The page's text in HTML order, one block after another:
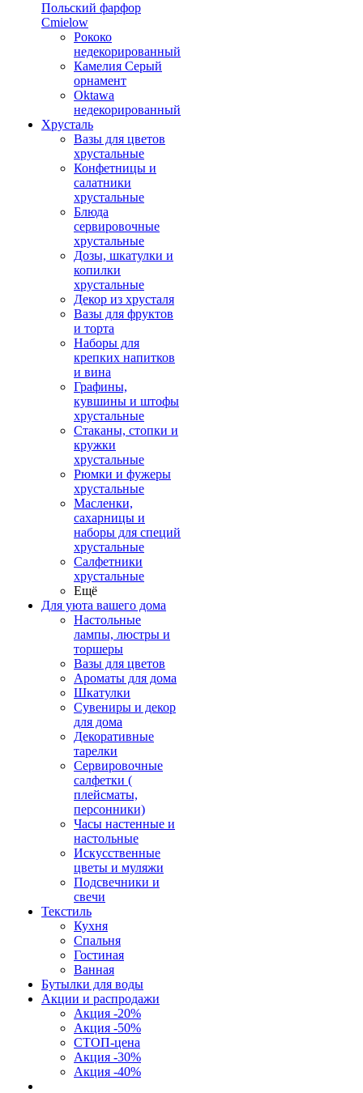
Польский фарфор
Сmielow
Рококо
недекорированный
Камелия Серый
орнамент
Oktawa
недекорированный
Хрусталь
Вазы для цветов
хрустальные
Конфетницы и
салатники
хрустальные
Блюда
сервировочные
хрустальные
Дозы, шкатулки и
копилки
хрустальные
Декор из хрусталя
Вазы для фруктов
и торта
Наборы для
крепких напитков
и вина
Графины,
кувшины и штофы
хрустальные
Стаканы, стопки и
кружки
хрустальные
Рюмки и фужеры
хрустальные
Масленки,
сахарницы и
наборы для специй
хрустальные
Салфетники
хрустальные
Ещё
Для уюта вашего дома
Настольные
лампы, люстры и
торшеры
Вазы для цветов
Ароматы для дома
Шкатулки
Сувениры и декор
для дома
Декоративные
тарелки
Сервировочные
салфетки (
плейсматы,
персонники)
Часы настенные и
настольные
Искусственные
цветы и муляжи
Подсвечники и
свечи
Текстиль
Кухня
Спальня
Гостиная
Ванная
Бутылки для воды
Акции и распродажи
Акция -20%
Акция -50%
СТОП-цена
Акция -30%
Акция -40%